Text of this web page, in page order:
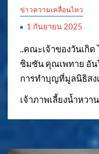
ข่าวความเคลื่อนไหว
1 กันยายน 2025
..คณะเจ้าของวันเกิ
ซิมซัน คุณเพทาย อั
การทำบุญที่มูลนิธิสง
เจ้าภาพเลี้ยงน้ำหวา